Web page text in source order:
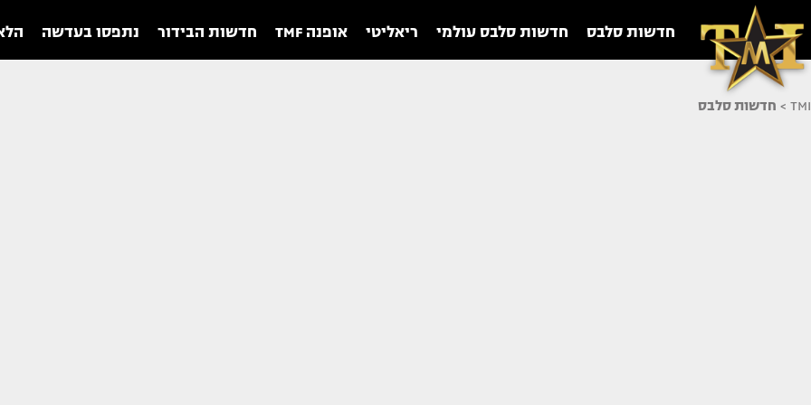
חדשות סלבס חדשות סלבס עולמי ריאליטי אופנה TMF חדשות הבידור נתפסו בעדשה
TMI
> חדשות סלבס